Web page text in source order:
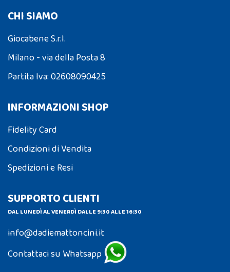
CHI SIAMO
Giocabene S.r.l.
Milano - via della Posta 8
Partita Iva: 02608090425
INFORMAZIONI SHOP
Fidelity Card
Condizioni di Vendita
Spedizioni e Resi
SUPPORTO CLIENTI
DAL LUNEDÌ AL VENERDÌ DALLE 9:30 ALLE 16:30
info@dadiemattoncini.it
Contattaci su Whatsapp